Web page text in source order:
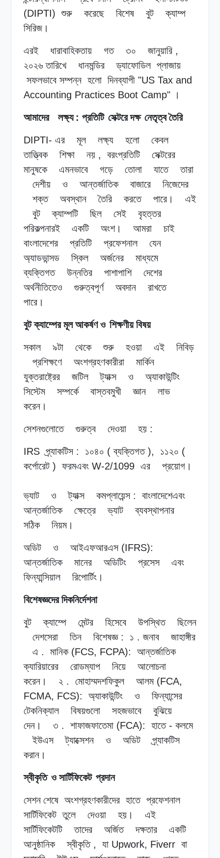
(DIPTI) শুরু করেছে বিশেষ বুট
ক্যাম্প
সিরিজ।
এরই ধারাবাহিকতায় গত ৩০ জানুয়ারি ,
২০২৬ তারিখে
ধানমন্ডির ড্যাফোডিল প্লাজায়
সফলভাবে সম্পন্ন হলো দিনব্যাপী "US Tax and
Accounting Practices Boot Camp" ।
আমাদের লক্ষ্য : প্রতিটি সেক্টরে দক্ষ নেতৃত্ব তৈরি
DIPTI- এর মূল লক্ষ্য হলো
কেবল
তাত্ত্বিক
শিক্ষা নয় , বরংপ্রতিটি
সেক্টরের
মানুষকে
এমনভাবে গড়ে তোলা যাতে
তারা
দেশীয়
ও আন্তর্জাতিক বাজারে
নিজেদের
শক্ত
অবস্থান তৈরি করতে পারে।
এই
বুট
ক্যাম্পটি ছিল সেই
বৃহত্তর
পরিকল্পনারই
একটি অংশ। আমরা
চাই
বাংলাদেশের
প্রতিটি প্রফেশনাল
যেন
অ্যাডভান্সড
স্কিল অর্জনের
মাধ্যমে
ব্যক্তিগত
উন্নতির পাশাপাশি
দেশের
অর্থনীতিতেও
গুরুত্বপূর্ণ অবদান
রাখতে
পারে।
বুট ক্যাম্পের মূল আকর্ষণ ও শিক্ষণীয় বিষয়
সকাল ৯টা থেকে শুরু হওয়া এই
নিবিড়
প্রশিক্ষণে
অংশগ্রহণকারীরা
মার্কিন
যুক্তরাষ্ট্রের
জটিল ট্যাক্স ও
অ্যাকাউন্টিং
সিস্টেম
সম্পর্কে বাস্তবমুখী জ্ঞান
লাভ
করেন।
সেশনগুলোতে গুরুত্ব দেওয়া হয় :
IRS প্র্যাকটিস : ১০৪০ ( ব্যক্তিগত ), ১১২০ (
কর্পোরেট ) ফরমএবং W-2/1099 এর প্রয়োগ।
ভ্যাট ও ট্যাক্স কমপ্লায়েন্স :
বাংলাদেশেএবং
আন্তর্জাতিক
ক্ষেত্রে ভ্যাট
ব্যবস্থাপনার
সঠিক
নিয়ম।
অডিট ও আইএফআরএস (IFRS):
আন্তর্জাতিক
মানের অডিটিং প্রসেস
এবং
ফিন্যান্সিয়াল
রিপোর্টিং।
বিশেষজ্ঞদের দিকনির্দেশনা
বুট ক্যাম্পে মেন্টর হিসেবে উপস্থিত
ছিলেন
দেশসেরা
তিন বিশেষজ্ঞ : ১ . জনাব
জাহাঙ্গীর
এ . মানিক (FCS, FCPA):
আন্তর্জাতিক
ক্যারিয়ারের
রোডম্যাপ নিয়ে
আলোচনা
করেন।
২ . মোহাম্মদশফিকুল আলম (FCA,
FCMA, FCS):
অ্যাকাউন্টিং ও
ফিন্যান্সের
টেকনিক্যাল
বিষয়গুলো সহজভাবে
বুঝিয়ে
দেন।
৩ . শাফাজফাতেমা (FCA): হাতে - কলমে
ইউএস
ট্যাক্সেশন ও অডিট
প্র্যাকটিস
করান।
স্বীকৃতি ও সার্টিফিকেট প্রদান
সেশন শেষে অংশগ্রহণকারীদের হাতে প্রফেশনাল
সার্টিফিকেট তুলে দেওয়া হয়।
এই
সার্টিফিকেটটি
তাদের অর্জিত দক্ষতার
একটি
আনুষ্ঠানিক
স্বীকৃতি , যা Upwork, Fiverr বা